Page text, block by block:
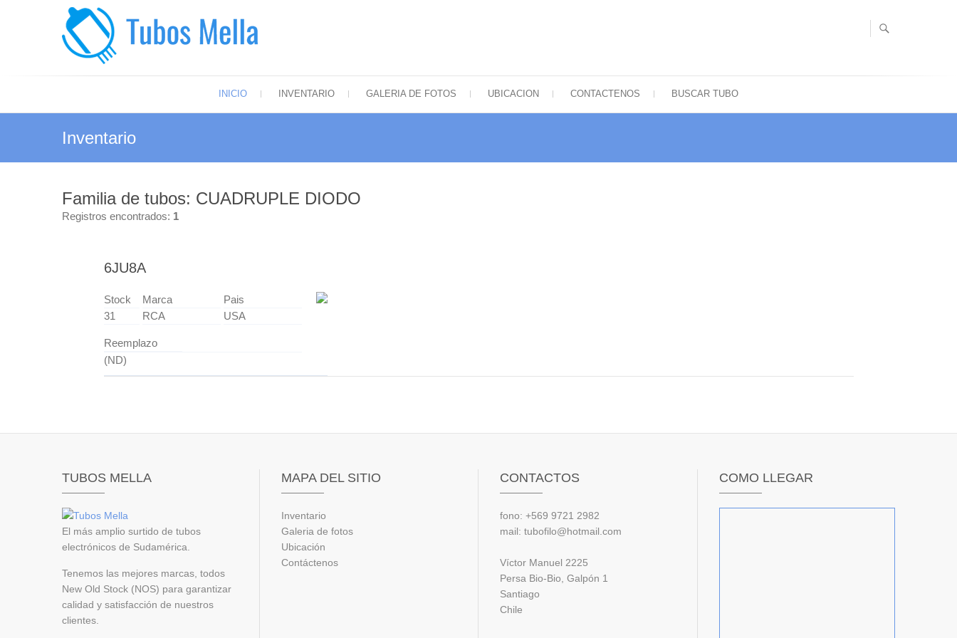
Tubos Mella
INICIO
INVENTARIO GALERIA DE FOTOS UBICACION CONTACTENOS BUSCAR TUBO
Inventario
Familia de tubos: CUADRUPLE DIODO
Registros encontrados: 1
6JU8A
Stock Marca
Pais
31
RCA USA
Reemplazo
(ND)
TUBOS MELLA
El más amplio surtido de tubos
electrónicos de Sudamérica.
Tenemos las mejores marcas, todos
New Old Stock (NOS) para garantizar
calidad y satisfacción de nuestros
clientes.
MAPA DEL SITIO
Inventario
Galeria de fotos
Ubicación
Contáctenos
CONTACTOS
fono: +569 9721 2982
mail: tubofilo@hotmail.com
Víctor Manuel 2225
Persa Bio-Bio, Galpón 1
Santiago
Chile
COMO LLEGAR